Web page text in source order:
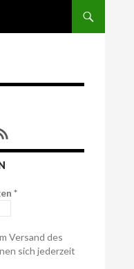
*
Versand des
sich jederzeit